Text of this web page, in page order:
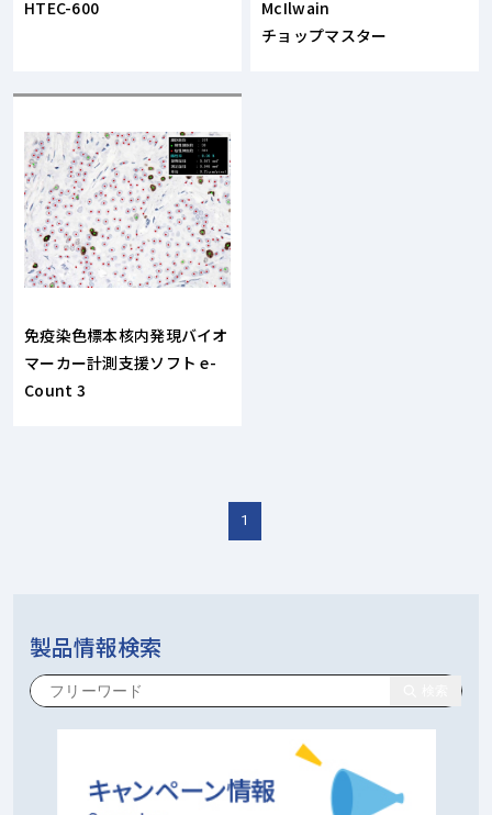
HTEC-600
McIlwain
チョップマスター
免疫染色標本核内発現バイオ
マーカー計測支援ソフト e-
Count 3
1
製品情報検索